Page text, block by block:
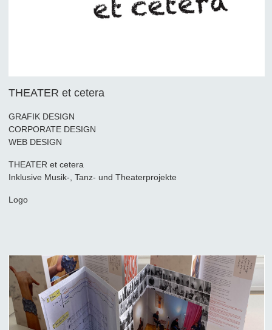
THEATER et cetera
GRAFIK DESIGN
CORPORATE DESIGN
WEB DESIGN
THEATER et cetera
Inklusive Musik-, Tanz- und Theaterprojekte
Logo